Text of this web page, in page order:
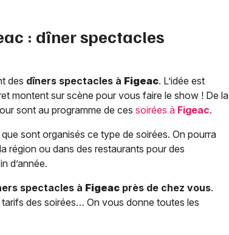
: dîner spectacles
des dîners spectacles à Figeac. L’idée est
montent sur scène pour vous faire le show ! De la
sont au programme de ces soirées à Figeac.
sont organisés ce type de soirées. On pourra
région ou dans des restaurants pour des
d’année.
spectacles à Figeac près de chez vous.
des soirées… On vous donne toutes les